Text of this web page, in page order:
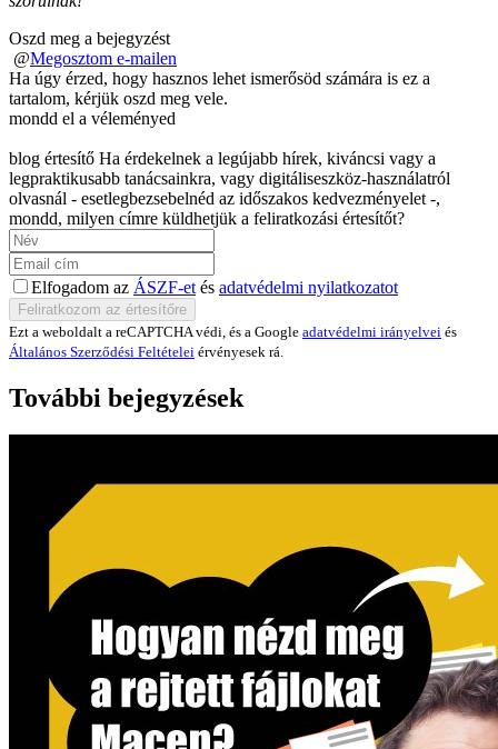
Oszd meg a bejegyzést
@Megosztom e-mailen
Ha úgy érzed, hogy hasznos lehet ismerősöd számára is ez a
tartalom, kérjük oszd meg vele.
mondd el a véleményed
blog értesítő Ha érdekelnek a legújabb hírek, kiváncsi vagy a
legpraktikusabb tanácsainkra, vagy digitáliseszköz-használatról
olvasnál - esetlegbezsebelnéd az időszakos kedvezményelet -,
mondd, milyen címre küldhetjük a feliratkozási értesítőt?
Elfogadom az ÁSZF-et és adatvédelmi nyilatkozatot
Ezt a weboldalt a reCAPTCHA védi, és a Google adatvédelmi irányelvei és
Általános Szerződési Feltételei érvényesek rá.
További bejegyzések